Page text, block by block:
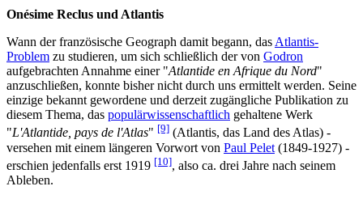
Onésime Reclus und Atlantis
Wann der französische Geograph damit begann, das Atlantis-
Problem zu studieren, um sich schließlich der von Godron
aufgebrachten Annahme einer "Atlantide en Afrique du Nord"
anzuschließen, konnte bisher nicht durch uns ermittelt werden. Seine
einzige bekannt gewordene und derzeit zugängliche Publikation zu
diesem Thema, das populärwissenschaftlich gehaltene Werk
"L'Atlantide, pays de l'Atlas" [9] (Atlantis, das Land des Atlas) -
versehen mit einem längeren Vorwort von Paul Pelet (1849-1927) -
erschien jedenfalls erst 1919 [10], also ca. drei Jahre nach seinem
Ableben.